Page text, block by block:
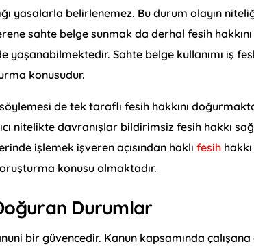
yasalarla belirlenemez. Bu durum olayın
sahte belge sunmak da derhal fesih hakkını
Sahte belge kullanımı iş
konusudur.
de tek taraflı fesih hakkını
nitelikte davranışlar bildirimsiz fesih hakkı
işlemek işveren açısından haklıfesih hakkı
konusu olmaktadır.
Durumlar
bir güvencedir. Kanun kapsamında çalışana